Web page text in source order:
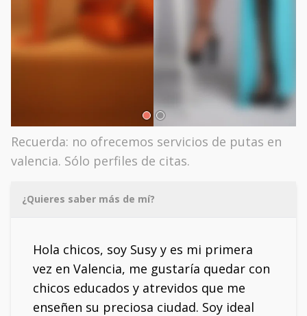
Recuerda: no ofrecemos servicios de putas en
valencia. Sólo perfiles de citas.
¿Quieres saber más de mí?
Hola chicos, soy Susy y es mi primera
vez en Valencia, me gustaría quedar con
chicos educados y atrevidos que me
enseñen su preciosa ciudad. Soy ideal